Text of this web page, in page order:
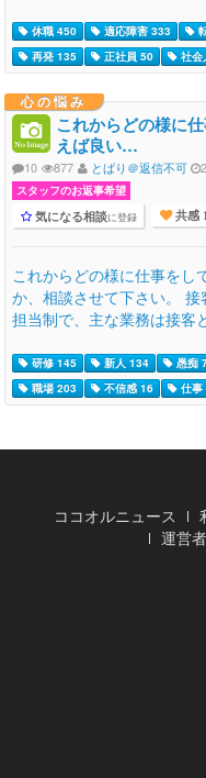
休職 450 適応障害 333
再発 135
正社員 50 社会
心の悩み
これからどの様に
えば良い…
10 877 とばり＠返信不可
スタッフのお返事希望
気になる相談に登録 共感
これからどの様に仕事をし
か、相談させて下さい。
担当制で、主な業務は接客
研修 145 新人 134 愚痴
職場 203
不信感 16 仕事
ココオルニュース
運営